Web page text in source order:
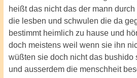
heißt das nicht das der mann
die lesben und schwulen die da
bestimmt heimlich zu hause und
doch meistens weil wenn sie ihn
wüßten sie doch nicht das bushido
und ausserdem die menschheit